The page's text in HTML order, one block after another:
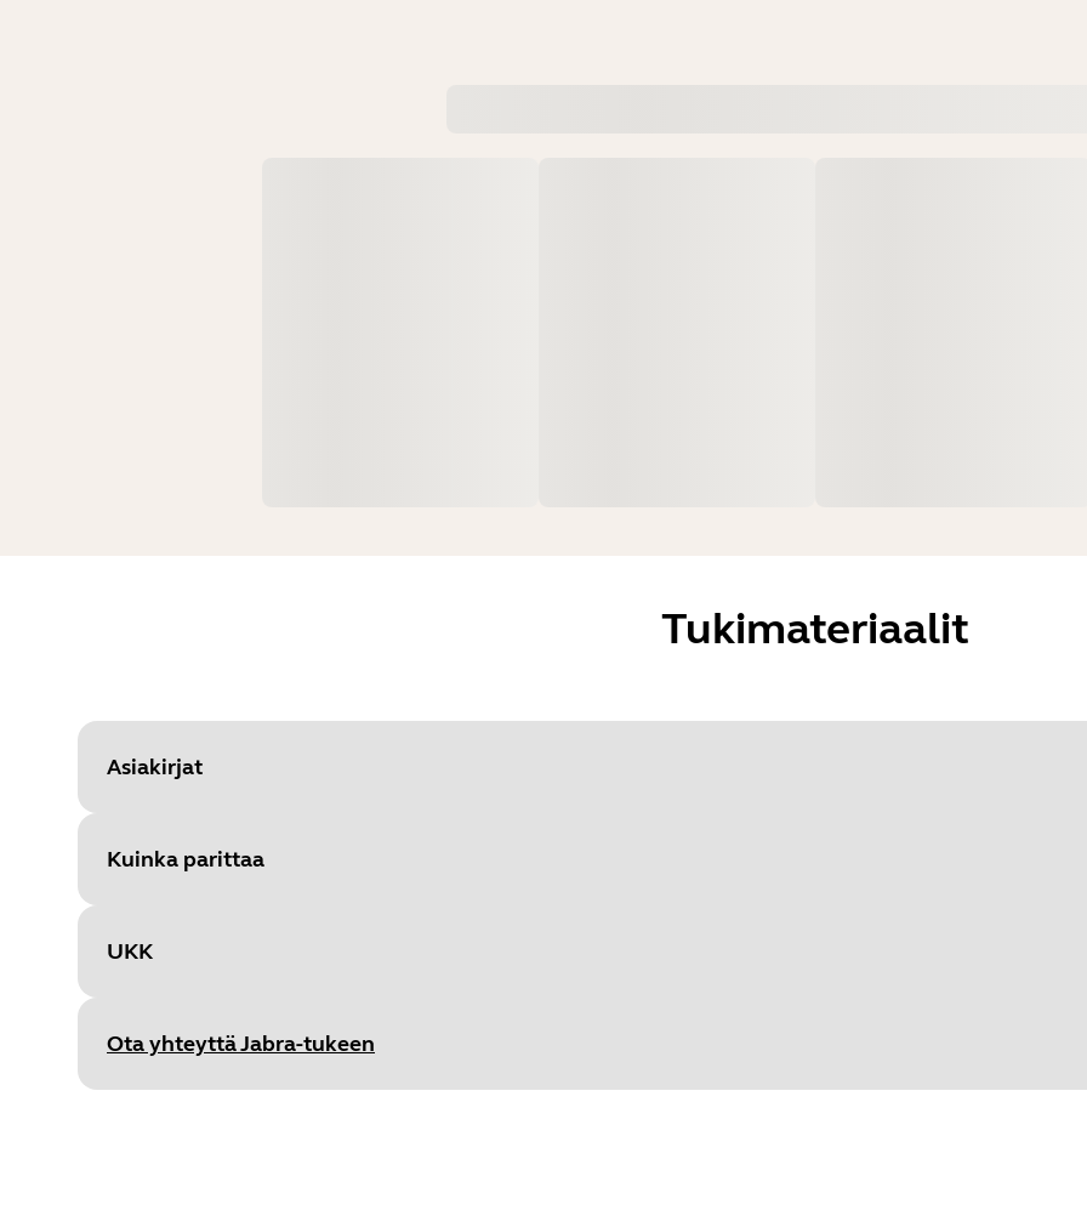
Tukimateriaalit
Asiakirjat
Document
Size 276.7 KB
Kuinka parittaa
UKK
Ota yhteyttä Jabra-tukeen